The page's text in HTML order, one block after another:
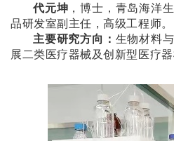
代元坤 ，博士，青岛海洋
品研发室副主任，高级工程师。
主要研究方向： 生物材料
展二类医疗器械及创新型医疗器